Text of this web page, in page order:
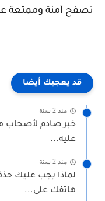
تصفح آمنة وممتعة
قد يعجبك أيضا
منذ 2 سنة
خبر صادم لأصحاب
عليه...
منذ 2 سنة
لماذا يجب عليك
هاتفك على...